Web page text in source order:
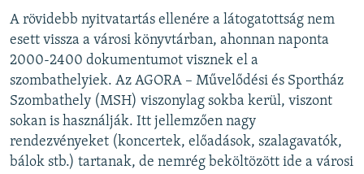
A rövidebb nyitvatartás ellenére a látogatottság nem
esett vissza a városi könyvtárban, ahonnan naponta
2000-2400 dokumentumot visznek el a
szombathelyiek. Az AGORA – Művelődési és Sportház
Szombathely (MSH) viszonylag sokba kerül, viszont
sokan is használják. Itt jellemzően nagy
rendezvényeket (koncertek, előadások, szalagavatók,
bálok stb.) tartanak, de nemrég beköltözött ide a városi